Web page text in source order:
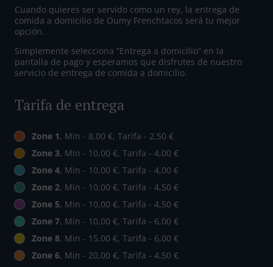
Cuando quieres ser servido como un rey, la entrega de
comida a domicilio de Oumy Frenchtacos será tu mejor
opción.
Simplemente selecciona “Entrega a domicilio” en la
pantalla de pago y esperamos que disfrutes de nuestro
servicio de entrega de comida a domicilio.
Tarifa de entrega
Zone 1, Min - 8,00 €, Tarifa - 2,50 €
Zone 3, Min - 10,00 €, Tarifa - 4,00 €
Zone 4, Min - 10,00 €, Tarifa - 4,00 €
Zone 2, Min - 10,00 €, Tarifa - 4,50 €
Zone 5, Min - 10,00 €, Tarifa - 4,50 €
Zone 7, Min - 10,00 €, Tarifa - 6,00 €
Zone 8, Min - 15,00 €, Tarifa - 6,00 €
Zone 6, Min - 20,00 €, Tarifa - 4,50 €